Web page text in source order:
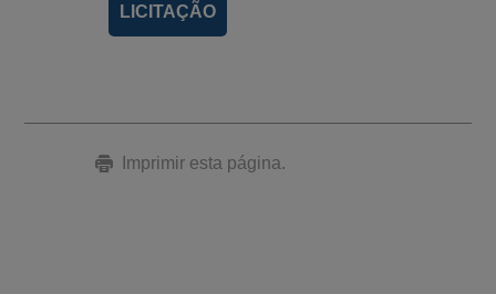
LICITAÇÃO
Imprimir esta página.